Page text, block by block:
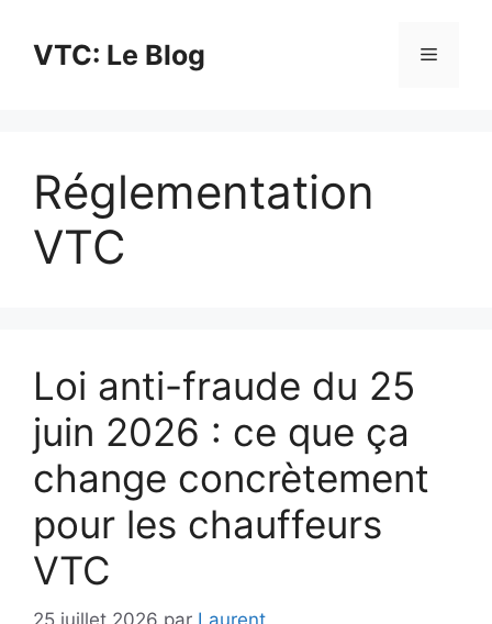
contenuVTC: Le Blog Menu
Réglementation
VTC
Loi anti-fraude du 25
juin 2026 : ce que ça
change concrètement
pour les chauffeurs
VTC
25 juillet 2026 par Laurent